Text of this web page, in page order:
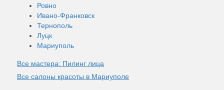
Ровно
Ивано-Франковск
Тернополь
Луцк
Мариуполь
Все мастера: Пилинг лица
Все салоны красоты в Мариуполе